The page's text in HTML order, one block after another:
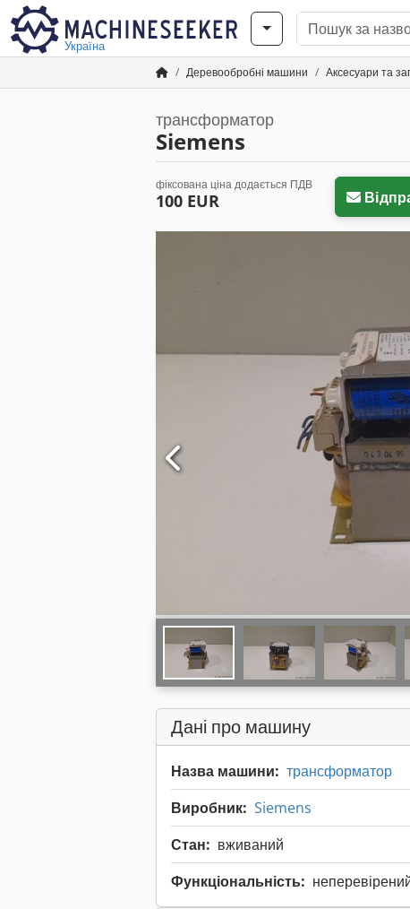
Україна
Деревообробні машини Аксесуари та
трансформатор
Siemens
фіксована ціна додається ПДВ
100 EUR
Дані про машину
Назва машини: трансформатор
Виробник: Siemens
Стан: вживаний
Функціональність: